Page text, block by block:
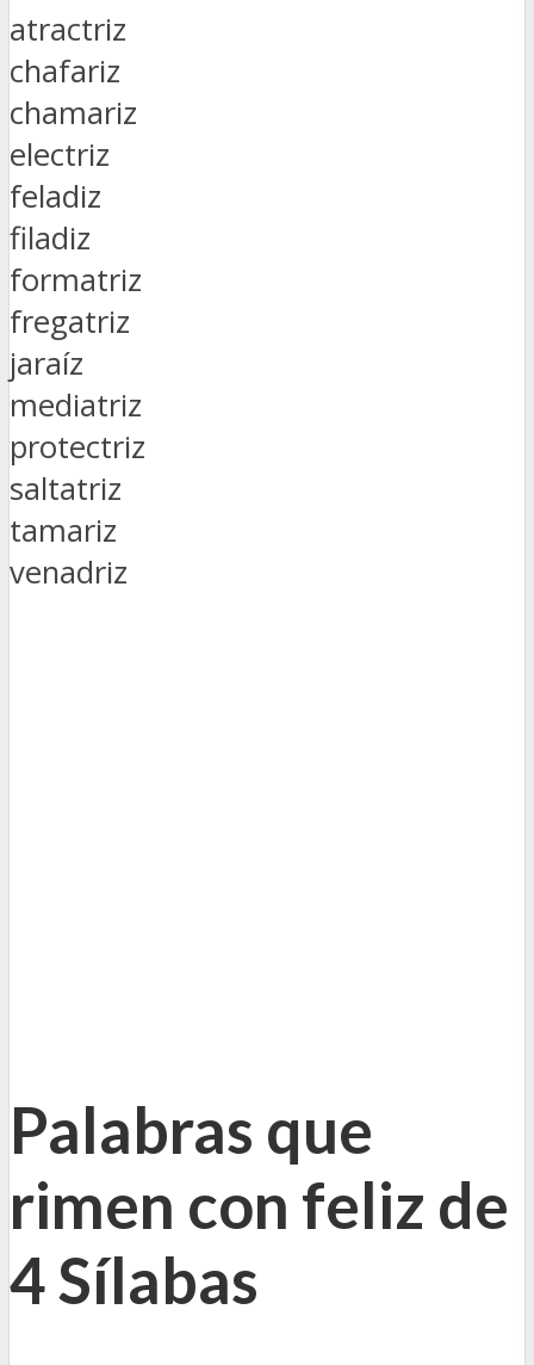
atractriz
chafariz
chamariz
electriz
feladiz
filadiz
formatriz
fregatriz
jaraíz
mediatriz
protectriz
saltatriz
tamariz
venadriz
Palabras que
rimen con feliz de
4 Sílabas